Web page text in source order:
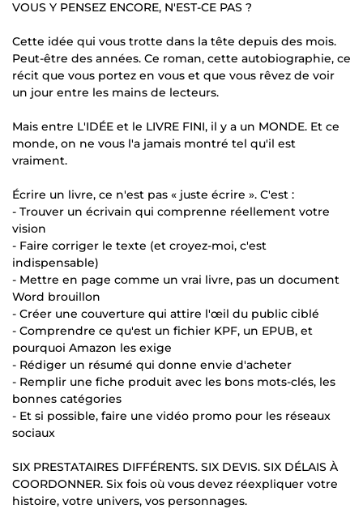
VOUS Y PENSEZ ENCORE, N'EST-CE PAS ?
Cette idée qui vous trotte dans la tête depuis des mois.
Peut-être des années. Ce roman, cette autobiographie, ce
récit que vous portez en vous et que vous rêvez de voir
un jour entre les mains de lecteurs.
Mais entre L'IDÉE et le LIVRE FINI, il y a un MONDE. Et ce
monde, on ne vous l'a jamais montré tel qu'il est
vraiment.
Écrire un livre, ce n'est pas « juste écrire ». C'est :
- Trouver un écrivain qui comprenne réellement votre
vision
- Faire corriger le texte (et croyez-moi, c'est
indispensable)
- Mettre en page comme un vrai livre, pas un document
Word brouillon
- Créer une couverture qui attire l'œil du public ciblé
- Comprendre ce qu'est un fichier KPF, un EPUB, et
pourquoi Amazon les exige
- Rédiger un résumé qui donne envie d'acheter
- Remplir une fiche produit avec les bons mots-clés, les
bonnes catégories
- Et si possible, faire une vidéo promo pour les réseaux
sociaux
SIX PRESTATAIRES DIFFÉRENTS. SIX DEVIS. SIX DÉLAIS À
COORDONNER. Six fois où vous devez réexpliquer votre
histoire, votre univers, vos personnages.